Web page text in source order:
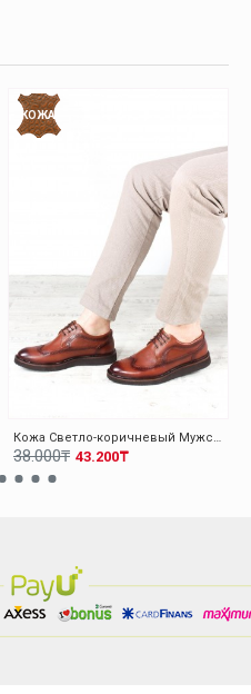
КОЖА
Кожа Светло-коричневый Мужская Классическая Обувь 095MA4051-1
43.200₸
38.000₸